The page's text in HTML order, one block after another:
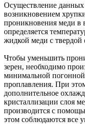
Осуществление данных
возникновением
проникновения меди в
определяется
жидкой меди с твердой
Чтобы уменьшить
зерен, необходимо
минимальной
проплавления. При
дополнительное
кристаллизации слоя
производится с
этом соблюдаются все